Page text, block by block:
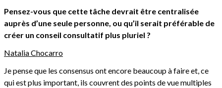
Pensez-vous que cette tâche devrait être centralisée
auprès d’une seule personne, ou qu’il serait préférable de
créer un conseil consultatif plus pluriel ?
Natalia Chocarro
Je pense que les consensus ont encore beaucoup à faire et, ce
qui est plus important, ils couvrent des points de vue multiples